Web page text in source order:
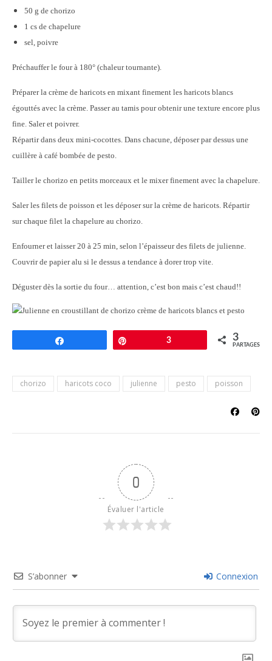
50 g de chorizo
1 cs de chapelure
sel, poivre
Préchauffer le four à 180° (chaleur tournante).
Préparer la crème de haricots en mixant finement les haricots blancs
égouttés avec la crème. Passer au tamis pour obtenir une texture encore plus
fine. Saler et poivrer.
Répartir dans deux mini-cocottes. Dans chacune, déposer par dessus une
cuillère à café bombée de pesto.
Tailler le chorizo en petits morceaux et le mixer finement avec la chapelure.
Saler les filets de poisson et les déposer sur la crème de haricots. Répartir
sur chaque filet la chapelure au chorizo.
Enfourner et laisser 20 à 25 min, selon l’épaisseur des filets de julienne.
Couvrir de papier alu si le dessus a tendance à dorer trop vite.
Déguster dès la sortie du four… attention, c’est bon mais c’est chaud!!
3 3
PARTAGES
chorizo haricots coco julienne pesto poisson
0
Évaluer l'article
S’abonner Connexion